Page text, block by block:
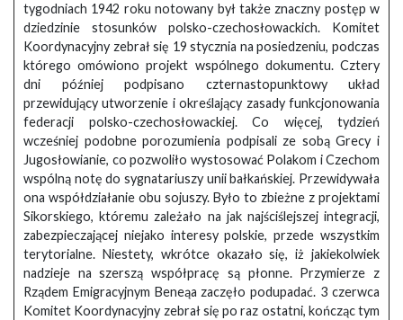
tygodniach 1942 roku notowany był także znaczny postęp w
dziedzinie stosunków polsko-czechosłowackich. Komitet
Koordynacyjny zebrał się 19 stycznia na posiedzeniu, podczas
którego omówiono projekt wspólnego dokumentu. Cztery
dni później podpisano czternastopunktowy układ
przewidujący utworzenie i określający zasady funkcjonowania
federacji polsko-czechosłowackiej. Co więcej, tydzień
wcześniej podobne porozumienia podpisali ze sobą Grecy i
Jugosłowianie, co pozwoliło wystosować Polakom i Czechom
wspólną notę do sygnatariuszy unii bałkańskiej. Przewidywała
ona współdziałanie obu sojuszy. Było to zbieżne z projektami
Sikorskiego, któremu zależało na jak najściślejszej integracji,
zabezpieczającej niejako interesy polskie, przede wszystkim
terytorialne. Niestety, wkrótce okazało się, iż jakiekolwiek
nadzieje na szerszą współpracę są płonne. Przymierze z
Rządem Emigracyjnym Beneąa zaczęło podupadać. 3 czerwca
Komitet Koordynacyjny zebrał się po raz ostatni, kończąc tym